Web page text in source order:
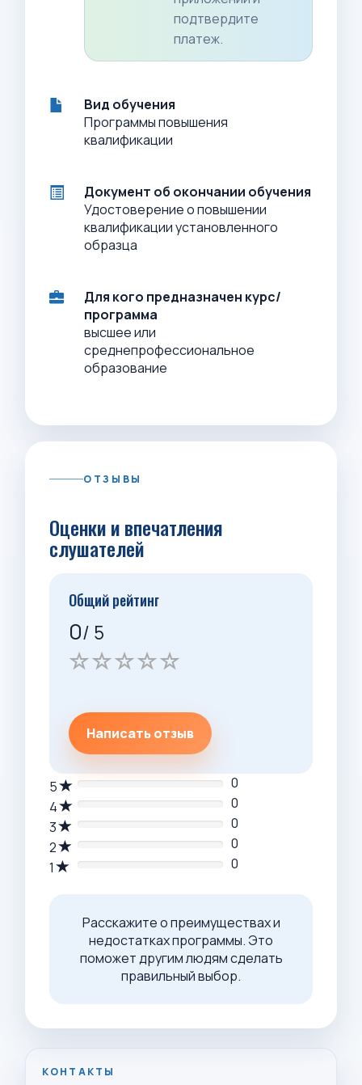
подтвердите
платеж.
Вид обучения
Программы повышения
квалификации
Документ об окончании обучения
Удостоверение о повышении
квалификации установленного
образца
Для кого предназначен курс/
программа
высшее или
среднепрофессиональное
образование
ОТЗЫВЫ
Оценки и впечатления
слушателей
Общий рейтинг
0/ 5
Написать отзыв
5
0
4
0
3
0
2
0
1
0
Расскажите о преимуществах и
недостатках программы. Это
поможет другим людям сделать
правильный выбор.
КОНТАКТЫ